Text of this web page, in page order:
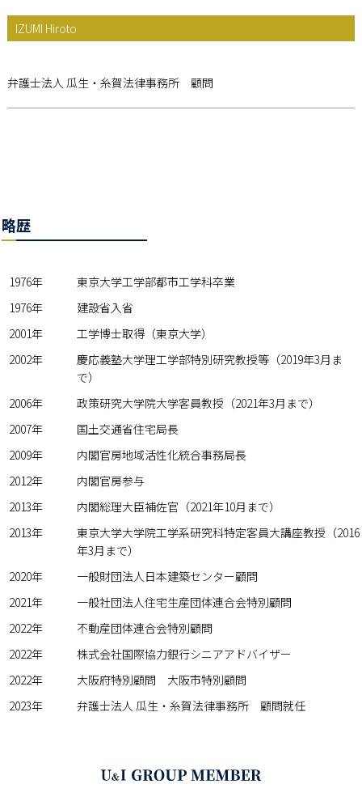
IZUMI Hiroto
弁護士法人 瓜生・糸賀法律事務所 顧問
略歴
1976年
東京大学工学部都市工学科卒業
1976年
建設省入省
2001年
工学博士取得（東京大学）
2002年
慶応義塾大学理工学部特別研究教授等（2019年3月ま
で）
2006年
政策研究大学院大学客員教授（2021年3月まで）
2007年
国土交通省住宅局長
2009年
内閣官房地域活性化統合事務局長
2012年
内閣官房参与
2013年
内閣総理大臣補佐官（2021年10月まで）
2013年
東京大学大学院工学系研究科特定客員大講座教授（2016
年3月まで）
2020年
一般財団法人日本建築センター顧問
2021年
一般社団法人住宅生産団体連合会特別顧問
2022年
不動産団体連合会特別顧問
2022年
株式会社国際協力銀行シニアアドバイザー
2022年
大阪府特別顧問 大阪市特別顧問
2023年
弁護士法人 瓜生・糸賀法律事務所 顧問就任